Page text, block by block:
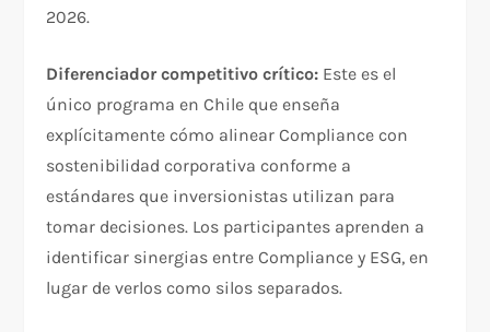
2026.​
Diferenciador competitivo crítico: Este es el
único programa en Chile que enseña
explícitamente cómo alinear Compliance con
sostenibilidad corporativa conforme a
estándares que inversionistas utilizan para
tomar decisiones. Los participantes aprenden a
identificar sinergias entre Compliance y ESG, en
lugar de verlos como silos separados.​